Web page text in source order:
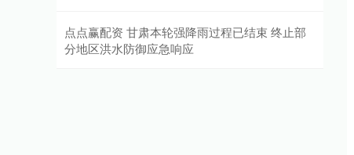
点点赢配资 甘肃本轮强降雨过程已结束 终止部
分地区洪水防御应急响应